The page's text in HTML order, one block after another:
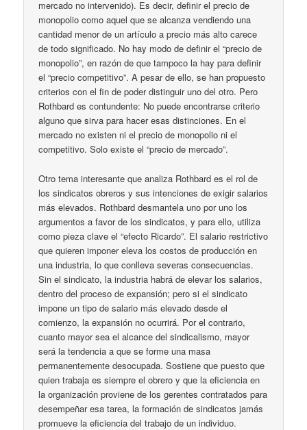
mercado no intervenido). Es decir, definir el precio de
monopolio como aquel que se alcanza vendiendo una
cantidad menor de un artículo a precio más alto carece
de todo significado. No hay modo de definir el “precio de
monopolio”, en razón de que tampoco la hay para definir
el “precio competitivo”. A pesar de ello, se han propuesto
criterios con el fin de poder distinguir uno del otro. Pero
Rothbard es contundente: No puede encontrarse criterio
alguno que sirva para hacer esas distinciones. En el
mercado no existen ni el precio de monopolio ni el
competitivo. Solo existe el “precio de mercado”.
Otro tema interesante que analiza Rothbard es el rol de
los sindicatos obreros y sus intenciones de exigir salarios
más elevados. Rothbard desmantela uno por uno los
argumentos a favor de los sindicatos, y para ello, utiliza
como pieza clave el “efecto Ricardo”. El salario restrictivo
que quieren imponer eleva los costos de producción en
una industria, lo que conlleva severas consecuencias.
Sin el sindicato, la industria habrá de elevar los salarios,
dentro del proceso de expansión; pero si el sindicato
impone un tipo de salario más elevado desde el
comienzo, la expansión no ocurrirá. Por el contrario,
cuanto mayor sea el alcance del sindicalismo, mayor
será la tendencia a que se forme una masa
permanentemente desocupada. Sostiene que puesto que
quien trabaja es siempre el obrero y que la eficiencia en
la organización proviene de los gerentes contratados para
desempeñar esa tarea, la formación de sindicatos jamás
promueve la eficiencia del trabajo de un individuo.